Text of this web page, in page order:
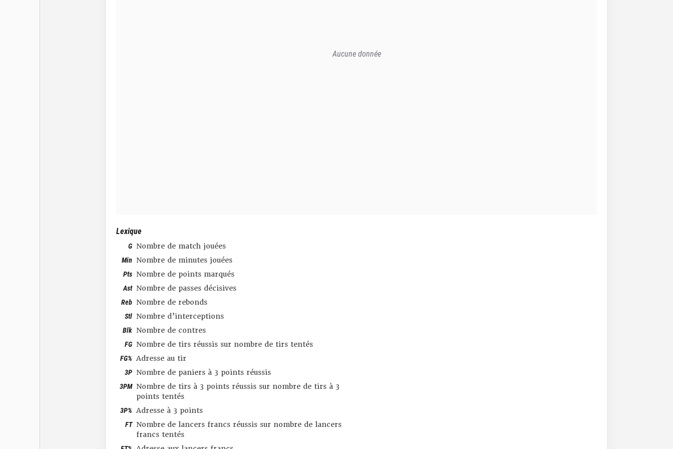
Aucune donnée
Lexique
G Nombre de match jouées
Min Nombre de minutes jouées
Pts Nombre de points marqués
Ast Nombre de passes décisives
Reb Nombre de rebonds
Stl Nombre d’interceptions
Blk Nombre de contres
FG Nombre de tirs réussis sur nombre de tirs tentés
FG% Adresse au tir
3P Nombre de paniers à 3 points réussis
3PM Nombre de tirs à 3 points réussis sur nombre de tirs à 3
points tentés
3P% Adresse à 3 points
FT Nombre de lancers francs réussis sur nombre de lancers
francs tentés